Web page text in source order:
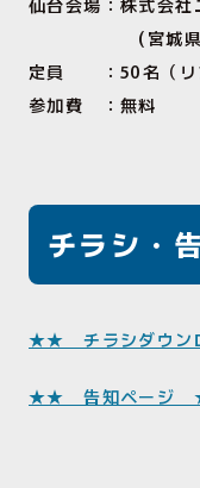
( 宮城
定員 ： 50名（リ
参加費 ：無料
チラシ・
★★ チラシダウ
★★ 告知ページ